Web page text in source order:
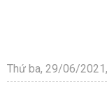
Thứ ba, 29/06/